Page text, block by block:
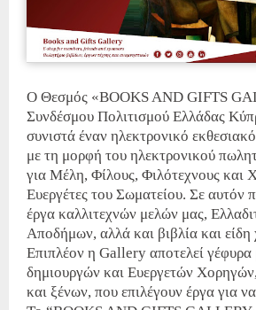
Ο Θεσμός «BOOKS AND GIFTS
Συνδέσμου Πολιτισμού Ελλάδας
συνιστά έναν ηλεκτρονικό
με τη μορφή του ηλεκτρονικού
για Μέλη, Φίλους, Φιλότεχνους και
Ευεργέτες του Σωματείου. Σε αυτόν
έργα καλλιτεχνών μελών μας,
Αποδήμων, αλλά και βιβλία και είδη
Επιπλέον η Gallery αποτελεί γέφυρα
δημιουργών και Ευεργετών
και ξένων, που επιλέγουν έργα για